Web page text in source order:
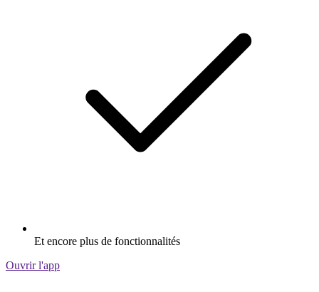
Et encore plus de fonctionnalités
Ouvrir l'app